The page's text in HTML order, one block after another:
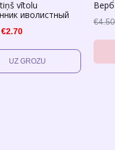
vītolu
иволистный
€2.70
€4.50